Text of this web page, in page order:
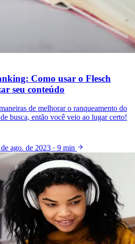
Como usar o Flesch
seu conteúdo
de melhorar o ranqueamento do
busca, então você veio ao lugar certo!
ago. de 2023 · 9 min